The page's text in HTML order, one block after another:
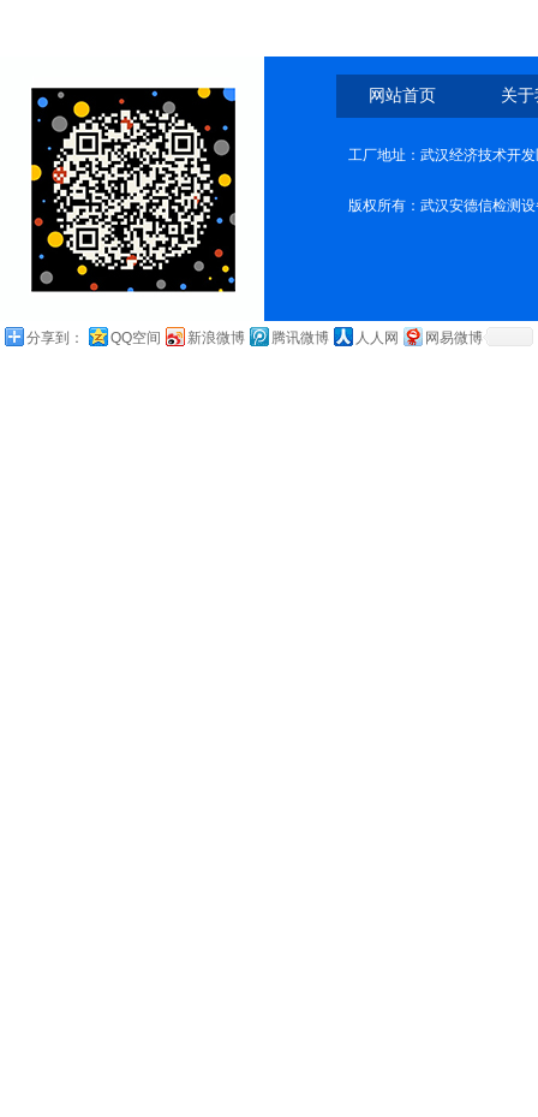
网站首页 关
工厂地址：武汉经济技术开
版权所有：武汉安德信检测
分享到： QQ空间 新浪微博 腾讯微博 人人网 网易微博